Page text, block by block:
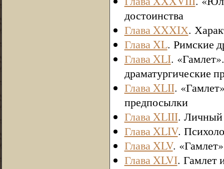
достоинства
Глава XXXIХ.
Глава XL. Римские
Глава XLI.
драматургические
Глава XLII.
предпосылки
Глава XLIII. Личный
Глава XLIV.
Глава XLV.
Глава XLVI. Гамлет